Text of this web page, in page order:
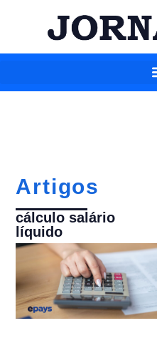
Artigos
cálculo salário
líquido